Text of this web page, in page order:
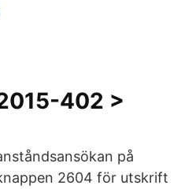
402 >
på
2604 för utskrift